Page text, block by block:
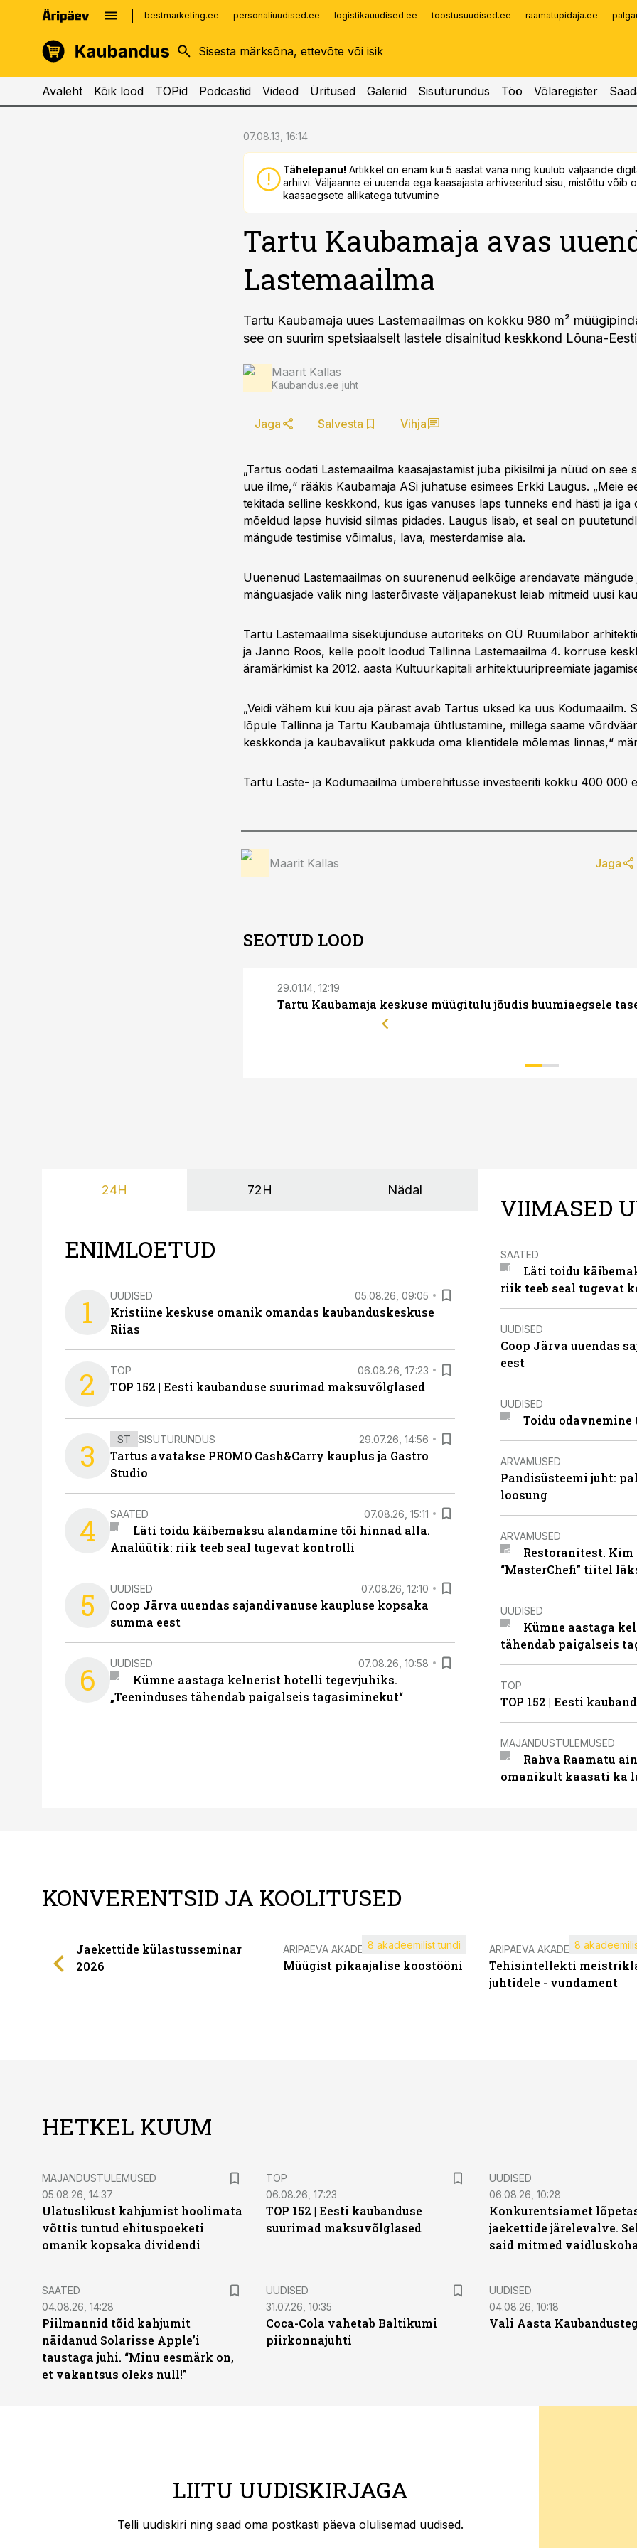
bestmarketing.ee personaliuudised.ee logistikauudised.ee toostusuudised.ee raamatupidaja.ee
kinnisvarauudised.ee
logistikauudised.ee
imelineajalugu.ee
Infopank
Avaleht Kõik lood TOPid Podcastid Videod Üritused Galeriid Sisuturundus Töö Võlaregister
07.08.13, 16:14
Tähelepanu! Artikkel on enam kui 5 aastat vana ning kuulub väljaande
arhiivi. Väljaanne ei uuenda ega kaasajasta arhiveeritud sisu, mistõttu võib
kaasaegsete allikatega tutvumine
Tartu Kaubamaja avas
Lastemaailma
Tartu Kaubamaja uues Lastemaailmas on kokku 980 m²
see on suurim spetsiaalselt lastele disainitud keskkond Lõuna-
Maarit Kallas
Kaubandus.ee juht
Jaga Salvesta Vihja
„Tartus oodati Lastemaailma kaasajastamist juba pikisilmi ja nüüd on see
uue ilme,“ rääkis Kaubamaja ASi juhatuse esimees Erkki Laugus. „Meie
tekitada selline keskkond, kus igas vanuses laps tunneks end hästi ja iga
mõeldud lapse huvisid silmas pidades. Laugus lisab, et seal on
mängude testimise võimalus, lava, mesterdamise ala.
Uuenenud Lastemaailmas on suurenenud eelkõige arendavate mängude
mänguasjade valik ning lasterõivaste väljapanekust leiab mitmeid uusi
Tartu Lastemaailma sisekujunduse autoriteks on OÜ Ruumilabor
ja Janno Roos, kelle poolt loodud Tallinna Lastemaailma 4. korruse
äramärkimist ka 2012. aasta Kultuurkapitali arhitektuuripreemiate
„Veidi vähem kui kuu aja pärast avab Tartus uksed ka uus Kodumaailm.
lõpule Tallinna ja Tartu Kaubamaja ühtlustamine, millega saame
keskkonda ja kaubavalikut pakkuda oma klientidele mõlemas linnas,“
Tartu Laste- ja Kodumaailma ümberehitusse investeeriti kokku 400 000
Maarit Kallas Jaga
SEOTUD LOOD
29.01.14, 12:19
Tartu Kaubamaja keskuse müügitulu jõudis buumiaegsele
24H 72H Nädal
ENIMLOETUD
1 UUDISED 05.08.26, 09:05
Kristiine keskuse omanik omandas kaubanduskeskuse
Riias
2 TOP 06.08.26, 17:23
TOP 152 | Eesti kaubanduse suurimad maksuvõlglased
3 ST SISUTURUNDUS 29.07.26, 14:56
Tartus avatakse PROMO Cash&Carry kauplus ja Gastro
Studio
4 SAATED 07.08.26, 15:11
Läti toidu käibemaksu alandamine tõi hinnad alla.
Analüütik: riik teeb seal tugevat kontrolli
5 UUDISED 07.08.26, 12:10
Coop Järva uuendas sajandivanuse kaupluse kopsaka
summa eest
6 UUDISED 07.08.26, 10:58
Kümne aastaga kelnerist hotelli tegevjuhiks.
„Teeninduses tähendab paigalseis tagasiminekut“
VIIMASED
SAATED
Läti toidu
riik teeb seal tugevat
UUDISED
Coop Järva uuendas
eest
UUDISED
Toidu
ARVAMUSED
Pandisüsteemi juht:
loosung
ARVAMUSED
Restoranitest.
“MasterChefi” tiitel
UUDISED
Kümne aastaga
tähendab paigalseis
TOP
TOP 152 | Eesti
MAJANDUSTULEMUSED
Rahva Raamatu
omanikult kaasati ka
KONVERENTSID JA KOOLITUSED
Jaekettide külastusseminar
2026
ÄRIPÄEVA AKADEEMIA
Müügist pikaajalise koostööni
8 akadeemilist tundi ÄRIPÄEVA AKADEEMIA
Tehisintellekti
juhtidele - vundament
8
HETKEL KUUM
MAJANDUSTULEMUSED
05.08.26, 14:37
Ulatuslikust kahjumist hoolimata
võttis tuntud ehituspoeketi
omanik kopsaka dividendi
TOP
06.08.26, 17:23
TOP 152 | Eesti kaubanduse
suurimad maksuvõlglased
UUDISED
06.08.26, 10:28
Konkurentsiamet
jaekettide järelevalve.
said mitmed
SAATED
04.08.26, 14:28
Piilmannid tõid kahjumit
näidanud Solarisse Apple’i
taustaga juhi. “Minu eesmärk on,
et vakantsus oleks null!”
UUDISED
31.07.26, 10:35
Coca-Cola vahetab Baltikumi
piirkonnajuhti
UUDISED
04.08.26, 10:18
Vali Aasta
LIITU UUDISKIRJAGA
Telli uudiskiri ning saad oma postkasti päeva olulisemad uudised.